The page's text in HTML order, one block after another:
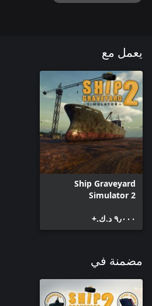
يعمل مع
Ship Graveyard
Simulator 2
٩٫٠٠٠ د.ك.‏+
مضمنة في